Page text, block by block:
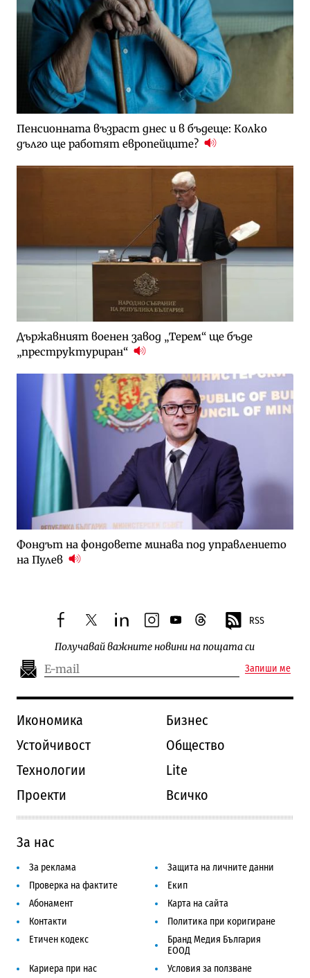
Пенсионната възраст днес и в бъдеще: Колко
дълго ще работят европейците?
Държавният военен завод „Терем“ ще бъде
„преструктуриран“
Фондът на фондовете минава под управлението
на Пулев
facebooktwitterlinkedininstagram
youtubethreads RSS
Получавай важните новини на пощата си
Запиши ме
Икономика
Бизнес
Устойчивост
Общество
Технологии
Lite
Проекти
Всичко
За нас
За реклама
Защита на личните данни
Проверка на фактите
Екип
Абонамент
Карта на сайта
Контакти
Политика при коригиране
Етичен кодекс
Бранд Медия България
ЕООД
Кариера при нас
Условия за ползване